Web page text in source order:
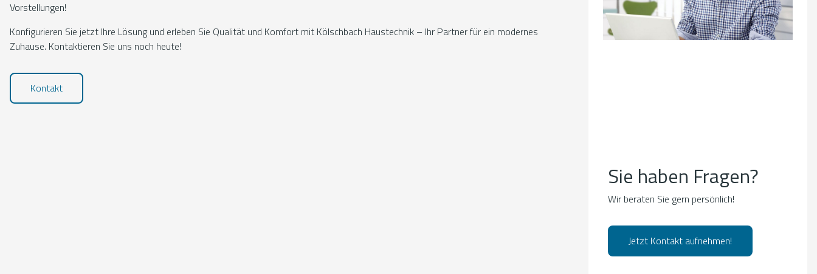
Vorstellungen!
Konfigurieren Sie jetzt Ihre Lösung und erleben Sie Qualität und Komfort mit Kölschbach Haustechnik – Ihr Partner für ein modernes
Zuhause. Kontaktieren Sie uns noch heute!
Kontakt
Sie haben Fragen?
Wir beraten Sie gern persönlich!
Jetzt Kontakt aufnehmen!